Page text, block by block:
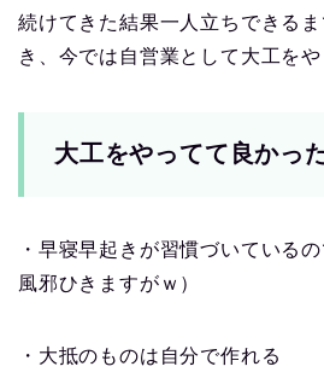
続けてきた結果一人立ちできる
き、今では自営業として大工をや
大工をやってて良かっ
・早寝早起きが習慣づいている
風邪ひきますがｗ）
・大抵のものは自分で作れる